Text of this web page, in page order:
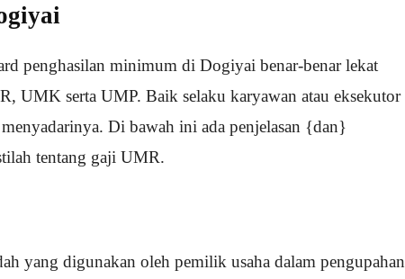
penghasilan minimum di Dogiyai benar-benar lekat
UMK serta UMP. Baik selaku karyawan atau eksekutor
Di bawah ini ada penjelasan {dan}
tentang gaji UMR.
yang digunakan oleh pemilik usaha dalam pengupahan